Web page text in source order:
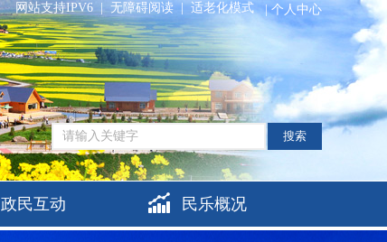
网站支持IPV6 无障碍阅读 适老化模式 | 个人中心
搜索
政民互动 民乐概况